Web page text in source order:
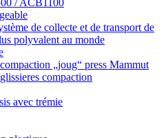
/ ACB1100
de collecte et de transport de
polyvalent au monde
„joug“ press Mammut
compaction
avec trémie